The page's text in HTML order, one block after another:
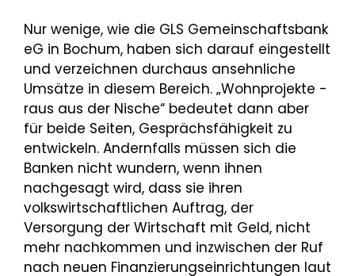
Nur wenige, wie die GLS Gemeinschaftsbank
eG in Bochum, haben sich darauf eingestellt
und verzeichnen durchaus ansehnliche
Umsätze in diesem Bereich. „Wohnprojekte -
raus aus der Nische“ bedeutet dann aber
für beide Seiten, Gesprächsfähigkeit zu
entwickeln. Andernfalls müssen sich die
Banken nicht wundern, wenn ihnen
nachgesagt wird, dass sie ihren
volkswirtschaftlichen Auftrag, der
Versorgung der Wirtschaft mit Geld, nicht
mehr nachkommen und inzwischen der Ruf
nach neuen Finanzierungseinrichtungen laut